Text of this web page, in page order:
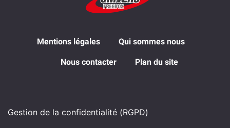
Mentions légales Qui sommes nous
Nous contacter Plan du site
Gestion de la confidentialité (RGPD)